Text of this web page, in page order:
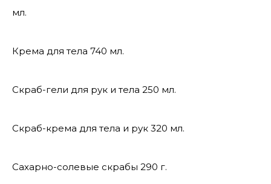
мл.
Крема для тела 740 мл.
Скраб-гели для рук и тела 250 мл.
Скраб-крема для тела и рук 320 мл.
Сахарно-солевые скрабы 290 г.